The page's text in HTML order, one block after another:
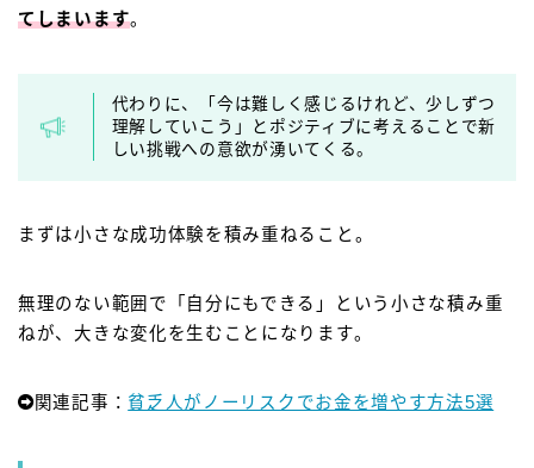
てしまいます。
代わりに、「今は難しく感じるけれど、少しずつ
理解していこう」とポジティブに考えることで新
しい挑戦への意欲が湧いてくる。
まずは小さな成功体験を積み重ねること。
無理のない範囲で「自分にもできる」という小さな積み重
ねが、大きな変化を生むことになります。
関連記事： 貧乏人がノーリスクでお金を増やす方法5選